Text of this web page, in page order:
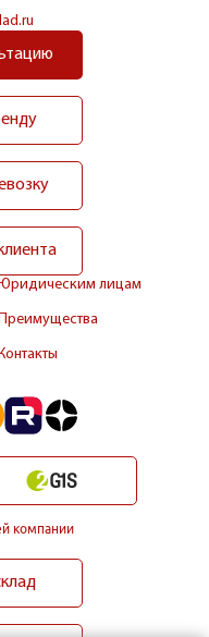
Юридическим лицам
Преимущества
Контакты
компании